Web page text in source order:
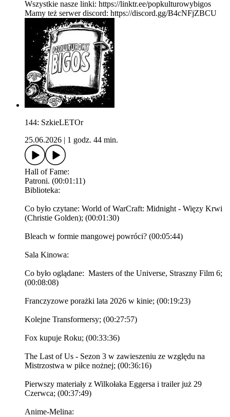
Wszystkie nasze linki: https://linktr.ee/popkulturowybigos
Mamy też serwer discord: https://discord.gg/B4cNFjZBCU
144: SzkieLETOr
25.06.2026
1 godz. 44 min.
Hall of Fame:
Patroni. (00:01:11)
Biblioteka:
Co było czytane: World of WarCraft: Midnight - Więzy Krwi
(Christie Golden); (00:01:30)
Bleach w formie mangowej powróci? (00:05:44)
Sala Kinowa:
Co było oglądane: Masters of the Universe, Straszny Film 6;
(00:08:08)
Franczyzowe porażki lata 2026 w kinie; (00:19:23)
Kolejne Transformersy; (00:27:57)
Fox kupuje Roku; (00:33:36)
The Last of Us - Sezon 3 w zawieszeniu ze względu na
Mistrzostwa w piłce nożnej; (00:36:16)
Pierwszy materiały z Wilkołaka Eggersa i trailer już 29
Czerwca; (00:37:49)
Anime-Melina: